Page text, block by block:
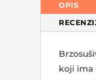
OPIS
koji ima